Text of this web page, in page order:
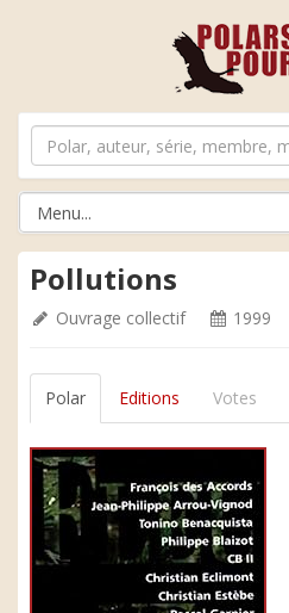
Pollutions
Ouvrage collectif 1999
Polar Editions Votes